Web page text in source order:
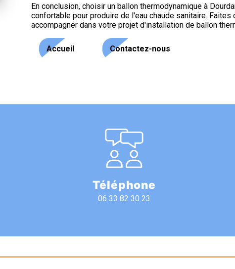
En conclusion, choisir un ballon thermodynamique à
confortable pour produire de l'eau chaude sanitaire.
accompagner dans votre projet d'installation de ballon
Accueil Contactez-nous
Téléphone
06 33 82 30 23